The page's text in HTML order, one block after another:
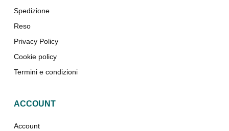
Spedizione
Reso
Privacy Policy
Cookie policy
Termini e condizioni
ACCOUNT
Account